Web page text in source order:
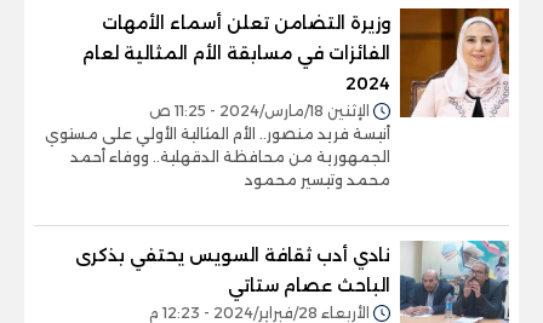
وزيرة التضامن تعلن أسماء الأمهات
الفائزات في مسابقة الأم المثالية لعام
2024
الإثنين 18/مارس/2024 - 11:25 ص
أنيسة فريد منصور.. الأم المثالية الأولي على مستوي
الجمهورية من محافظة الدقهلية.. ووفاء أحمد
محمد وتيسير محمود
نادي أدب ثقافة السويس يحتفي بذكرى
الباحث عصام ستاتي
الأربعاء 28/فبراير/2024 - 12:23 م